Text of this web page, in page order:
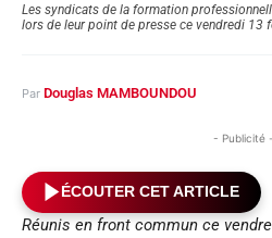
Les syndicats de la formation professionnelle
lors de leur point de presse ce vendredi 13
Par Douglas MAMBOUNDOU
- Publicité -
ÉCOUTER CET ARTICLE
Réunis en front commun ce